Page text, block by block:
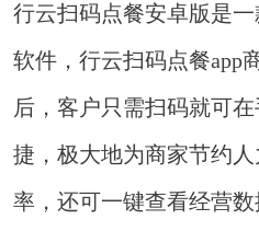
行云扫码点餐安卓版是
软件，行云扫码点餐app
后，客户只需扫码就可
捷，极大地为商家节约
率，还可一键查看经营